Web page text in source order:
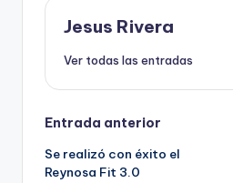
Jesus Rivera
Ver todas las entradas
Navegación
de
Entrada anterior
Se realizó con éxito el
Reynosa Fit 3.0